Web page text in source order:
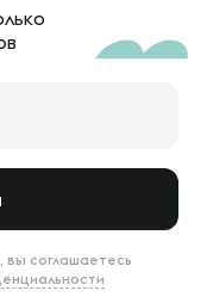
вы соглашаетесь